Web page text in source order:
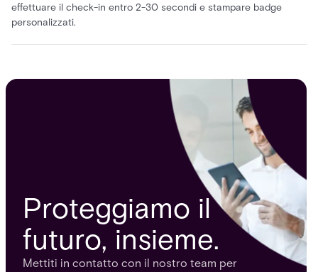
effettuare il check-in entro 2-30 secondi e stampare badge
personalizzati.
Proteggiamo il
futuro, insieme.
Mettiti in contatto con il nostro team per